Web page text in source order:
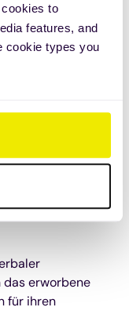
to
features, and
cookie types you
motorischen
Ergebnis
den
optimieren.
zeigen, wie sie
Schritten
das erworbene
für ihren